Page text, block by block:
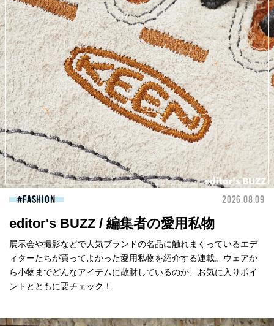
FASHION 2026.08.09
editor's BUZZ / 編集者の愛用私物
展示会や撮影などで人気ブランドの名品に触れまくっているエデ
ィターたちが買ってよかった愛用私物を紹介する連載。ウェアか
ら小物までどんなアイテムに散財しているのか、お気に入りポイ
ントとともに要チェック！